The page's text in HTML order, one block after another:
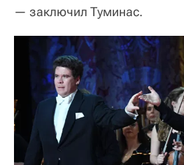
— заключил Туминас.